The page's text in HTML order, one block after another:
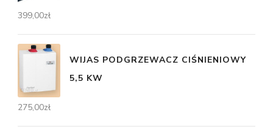
399,00zł
WIJAS PODGRZEWACZ CIŚNIENIOWY
5,5 KW
275,00zł